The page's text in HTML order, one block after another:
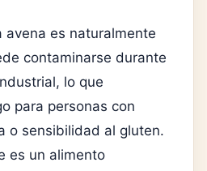
avena es naturalmente
contaminarse durante
lo que
para personas con
o sensibilidad al gluten.
es un alimento